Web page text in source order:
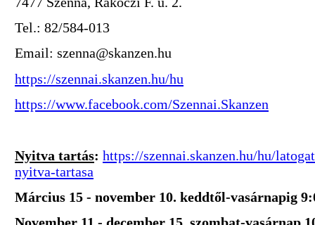
Tel.: 82/584-013
Email: szenna@skanzen.hu
https://szennai.skanzen.hu/hu
https://www.facebook.com/Szennai.Skanzen
Nyitva tartás: https://szennai.skanzen.hu/hu/
nyitva-tartasa
Március 15 - november 10. keddtől-vasárnapig